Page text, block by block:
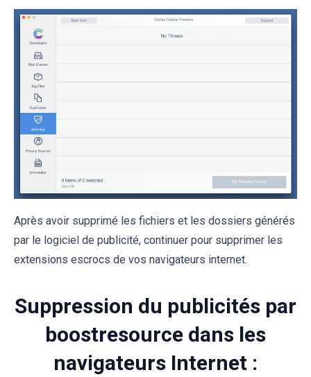
Après avoir supprimé les fichiers et les dossiers générés
par le logiciel de publicité, continuer pour supprimer les
extensions escrocs de vos navigateurs internet.
Suppression du publicités par
boostresource dans les
navigateurs Internet :